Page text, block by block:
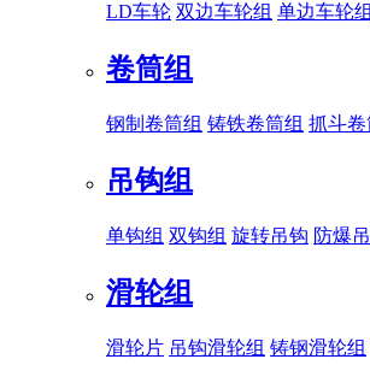
LD车轮 双边车轮组 单边车轮组
卷筒组
钢制卷筒组 铸铁卷筒组 抓斗卷
吊钩组
单钩组 双钩组 旋转吊钩 防爆
滑轮组
滑轮片 吊钩滑轮组 铸钢滑轮组